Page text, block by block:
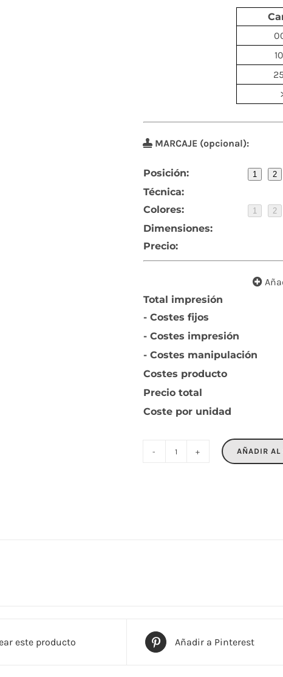
MARCAJE (opcional):
Posición: 1 2
Técnica:
Colores:
1 2
Dimensiones:
Precio:
Total impresión
- Costes fijos
- Costes impresión
- Costes manipulación
Costes producto
Precio total
Coste por unidad
MOONLIGHT
AÑADIR AL
este producto Añadir a Pinterest